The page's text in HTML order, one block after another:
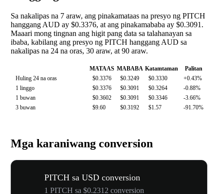
Sa nakalipas na 7 araw, ang pinakamataas na presyo ng PITCH
hanggang AUD ay $0.3376, at ang pinakamababa ay $0.3091.
Maaari mong tingnan ang higit pang data sa talahanayan sa
ibaba, kabilang ang presyo ng PITCH hanggang AUD sa
nakalipas na 24 na oras, 30 araw, at 90 araw.
MATAAS MABABA Katamtaman
Palitan
Huling 24 na oras
$0.3376 $0.3249 $0.3330
+0.43%
1 linggo
$0.3376 $0.3091 $0.3264
-0.88%
1 buwan
$0.3602 $0.3091 $0.3346
-3.66%
3 buwan
$9.60 $0.3192 $1.57 -91.70%
Mga karaniwang conversion
PITCH sa USD conversion
1 PITCH sa $0.2312 conversion